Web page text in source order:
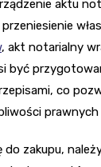
aktu
, akt notarialny
być
co
zakupu,